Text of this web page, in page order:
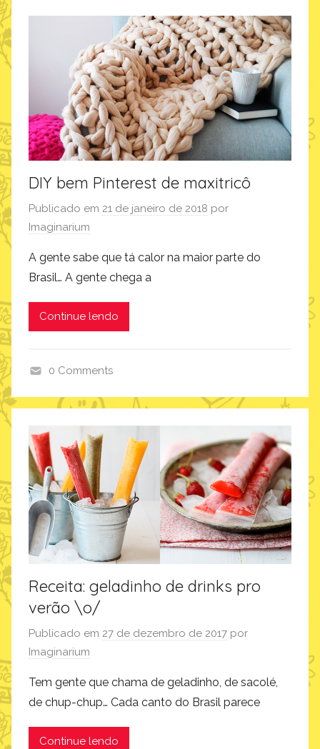
a
i
u
m
DIY bem Pinterest de maxitricô
Publicado em 21 de janeiro de 2018 por
Imaginarium
A gente sabe que tá calor na maior parte do
Brasil… A gente chega a
Continue lendo
m
a
g
n
a
u
0 Comments
Receita: geladinho de drinks pro
verão \o/
Publicado em 27 de dezembro de 2017 por
Imaginarium
Tem gente que chama de geladinho, de sacolé,
de chup-chup… Cada canto do Brasil parece
Continue lendo